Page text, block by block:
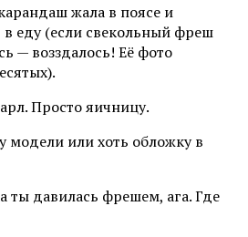
жала в поясе и
еду (если свекольный фреш
— возздалось! Её фото
Просто яичницу.
или хоть обложку в
ты давилась фрешем, ага. Где